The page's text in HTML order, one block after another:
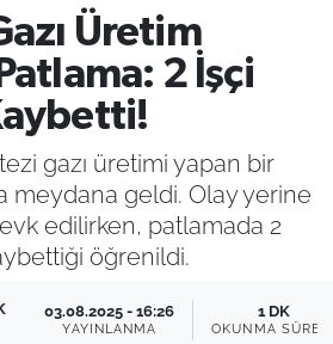
Üretim
2 İşçi
gazı üretimi yapan bir
meydana geldi. Olay yerine
edilirken, patlamada 2
öğrenildi.
03.08.2025 - 16:26
YAYINLANMA
1 DK
OKUNMA
Alımı
Durumu ve Fikstür